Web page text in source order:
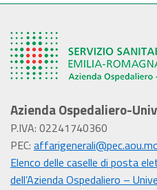
Azienda Ospedaliero-
P.IVA: 02241740360
PEC:
Elenco delle caselle di posta
dell’Azienda Ospedaliero –